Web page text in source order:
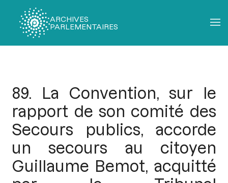
ARCHIVES
PARLEMENTAIRES
89. La Convention, sur le
rapport de son comité des
Secours publics, accorde
un secours au citoyen
Guillaume Bemot, acquitté